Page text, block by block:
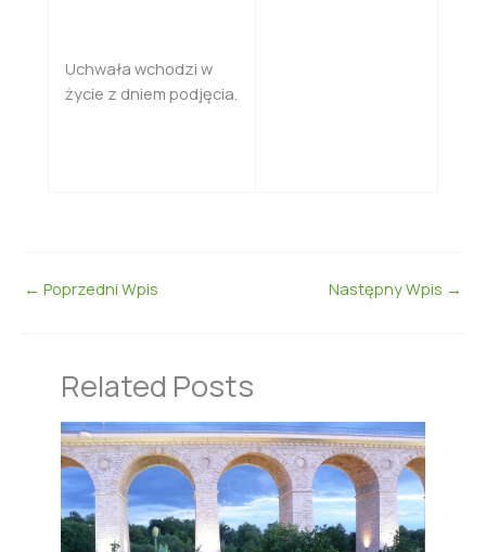
Uchwała wchodzi w
życie z dniem podjęcia.
← Poprzedni Wpis Następny Wpis →
Related Posts